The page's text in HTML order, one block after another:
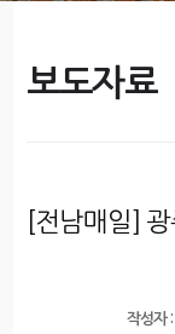
보도자료
작성자 :